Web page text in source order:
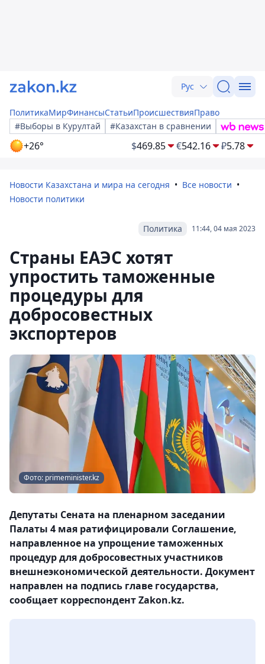
Рус
ПолитикаМирФинансыСтатьиПроисшествияПраво
#Выборы в Курултай
#Казахстан в сравнении
+26° $469.85 €542.16 ₽5.78
Новости Казахстана и мира на сегодня
Все новости
Новости политики
11:44, 04 мая 2023
Политика
Страны ЕАЭС хотят
упростить таможенные
процедуры для
добросовестных
экспортеров
Фото: primeminister.kz
Депутаты Сената на пленарном заседании
Палаты 4 мая ратифицировали Соглашение,
направленное на упрощение таможенных
процедур для добросовестных участников
внешнеэкономической деятельности. Документ
направлен на подпись главе государства,
сообщает корреспондент Zakon.kz.